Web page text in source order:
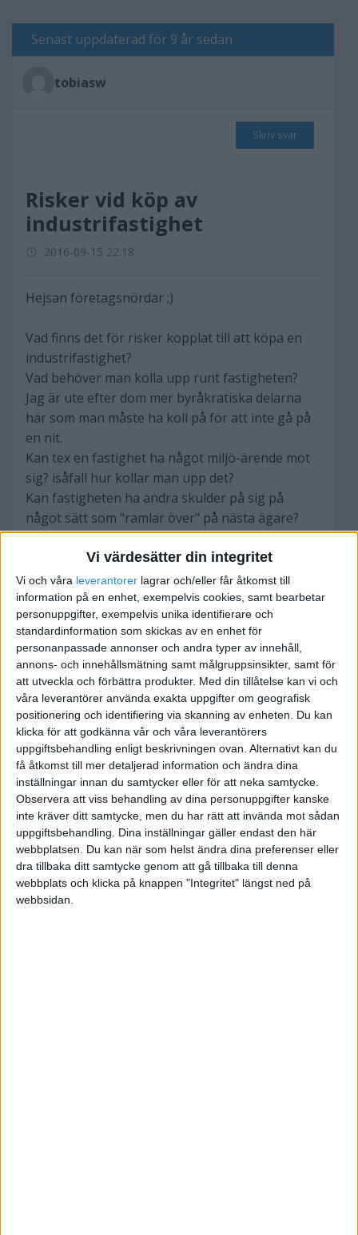
Vi värdesätter din integritet
Vi och våra leverantorer lagrar och/eller får åtkomst till
information på en enhet, exempelvis cookies, samt bearbetar
personuppgifter, exempelvis unika identifierare och
standardinformation som skickas av en enhet för
personanpassade annonser och andra typer av innehåll,
annons- och innehållsmätning samt målgruppsinsikter, samt för
att utveckla och förbättra produkter. Med din tillåtelse kan vi och
våra leverantörer använda exakta uppgifter om geografisk
positionering och identifiering via skanning av enheten. Du kan
klicka för att godkänna vår och våra leverantörers
uppgiftsbehandling enligt beskrivningen ovan. Alternativt kan du
få åtkomst till mer detaljerad information och ändra dina
inställningar innan du samtycker eller för att neka samtycke.
Observera att viss behandling av dina personuppgifter kanske
inte kräver ditt samtycke, men du har rätt att invända mot sådan
uppgiftsbehandling. Dina inställningar gäller endast den här
webbplatsen. Du kan när som helst ändra dina preferenser eller
dra tillbaka ditt samtycke genom att gå tillbaka till denna
webbplats och klicka på knappen "Integritet" längst ned på
webbsidan.
Senast uppdaterad för 9 år sedan
tobiasw
Skriv svar
Risker vid köp av
industrifastighet
2016-09-15 22:18
Hejsan företagsnördar ;)
Vad finns det för risker kopplat till att köpa en
industrifastighet?
Vad behöver man kolla upp runt fastigheten?
Jag är ute efter dom mer byråkratiska delarna
här som man måste ha koll på för att inte gå på
en nit.
Kan tex en fastighet ha något miljö-ärende mot
sig? isåfall hur kollar man upp det?
Kan fastigheten ha andra skulder på sig på
något sätt som "ramlar över" på nästa ägare?
Nuvarande ägare tycker jag ska köpa hans
fastighetsbolag, men jag vet att han ibland har
missat att betala fakturor som gjort att både
vatten och el har blivit avstängt. Därför känns
det inte som ett alternativ att ärva hans
org.nummer. Så allt man kan tänkas "ärva"
genom att Köpa hans bolag är egentligen inte
intressant heller.
(Självklart kan en fastighet vara i tekniskt dåligt
skick, men det tänkte jag inte den här tråden
behöver handla om.)
Mycket tacksam för hjälp!
Har sökt massor på google men det kommer
nästan bara upp svar om köp av bostäder och
besiktningar.